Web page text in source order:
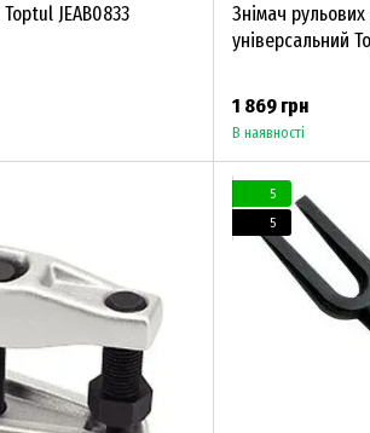
JEAB0833
Знімач
універсальний
1 869 грн
В наявності
5
5